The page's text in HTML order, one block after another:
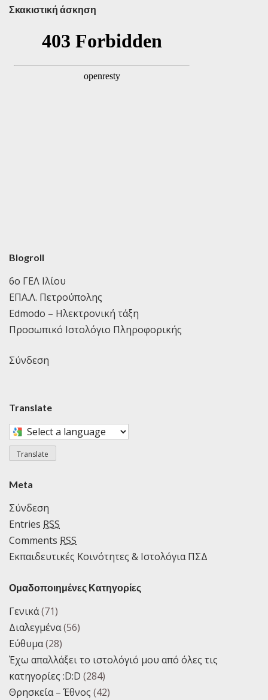
Σκακιστική άσκηση
Blogroll
6ο ΓΕΛ Ιλίου
ΕΠΑ.Λ. Πετρούπολης
Edmodo – Ηλεκτρονική τάξη
Προσωπικό Ιστολόγιο Πληροφορικής
Σύνδεση
Translate
Select
a
language
to
this
page
Translate
Meta
Σύνδεση
Entries RSS
Comments RSS
Εκπαιδευτικές Κοινότητες & Ιστολόγια ΠΣΔ
Ομαδοποιημένες Κατηγορίες
Γενικά(71)
Διαλεγμένα(56)
Εύθυμα(28)
Έχω απαλλάξει το ιστολόγιό μου από όλες τις
κατηγορίες :D:D (284)
Θρησκεία – Έθνος (42)